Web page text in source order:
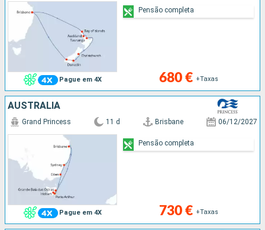
Pague em 4X 680 € +Taxas
Pensão completa
AUSTRALIA
Pague em 4X
Grand Princess 11 d Brisbane 06/12/2027
730 € +Taxas
Pensão completa